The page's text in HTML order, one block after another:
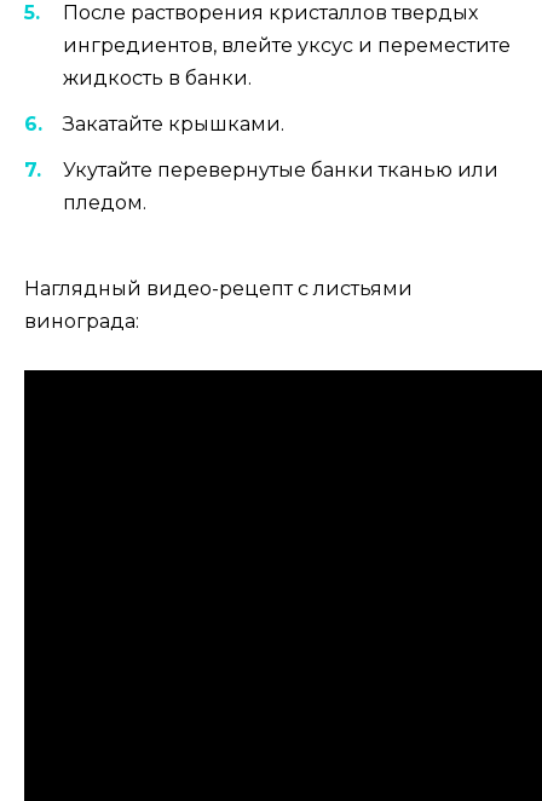
После растворения кристаллов твердых
ингредиентов, влейте уксус и переместите
жидкость в банки.
Закатайте крышками.
Укутайте перевернутые банки тканью или
пледом.
Наглядный видео-рецепт с листьями
винограда: